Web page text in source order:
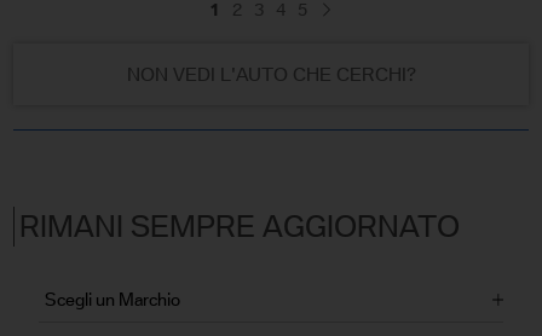
1 2 3 4 5
NON VEDI L'AUTO CHE CERCHI?
RIMANI SEMPRE AGGIORNATO